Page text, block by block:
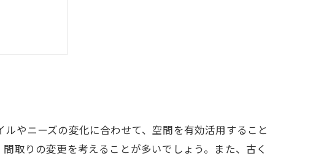
ト
やニーズの変化に合わせて、空間を有効活用すること
取りの変更を考えることが多いでしょう。また、古く